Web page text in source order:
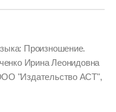
Произношение.
Ирина Леонидовна
"Издательство АСТ",